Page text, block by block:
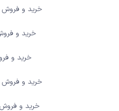
خرید و
خرید و
خرید و
خرید و
خرید و فروش